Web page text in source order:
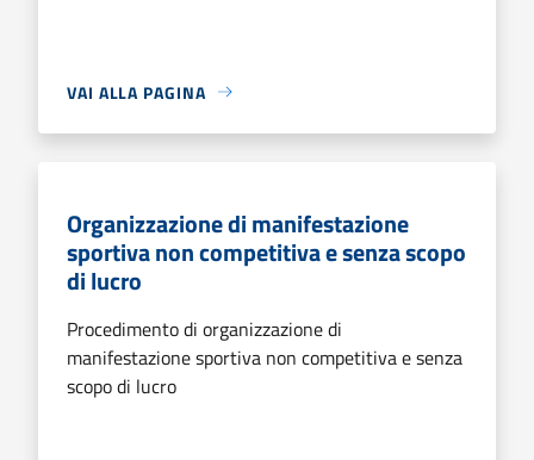
VAI ALLA PAGINA
Organizzazione di manifestazione
sportiva non competitiva e senza scopo
di lucro
Procedimento di organizzazione di
manifestazione sportiva non competitiva e senza
scopo di lucro